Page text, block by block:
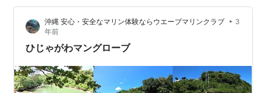
沖縄 安心・安全なマリン体験ならウエーブマリンクラブ • 3
年前
ひじゃがわマングローブ